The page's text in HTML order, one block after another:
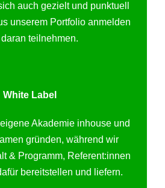
auch gezielt und punktuell
unserem Portfolio anmelden
teilnehmen.
White Label
Akademie inhouse und
gründen, während wir
& Programm, Referent:innen
bereitstellen und liefern.